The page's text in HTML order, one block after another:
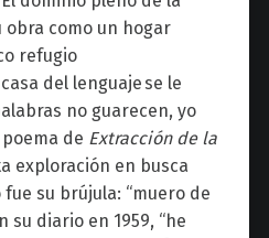
obra como un hogar
refugio
del lenguaje se le
no guarecen, yo
de Extracción de la
exploración en busca
su brújula: “muero de
su diario en 1959, “he